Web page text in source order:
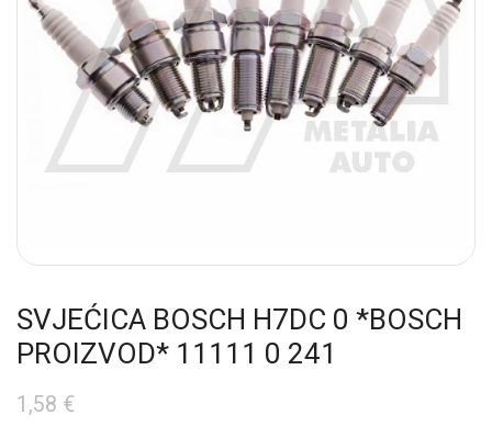
SVJEĆICA BOSCH H7DC 0 *BOSCH
PROIZVOD* 11111 0 241
1,58 €